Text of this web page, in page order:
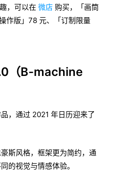
，可以在 微店 购买，「画筒
作版」78 元、「订制限量
（B-machine
，通过 2021 年日历迎来了
斯风格，框架更为简约，通
的视觉与情感体验。